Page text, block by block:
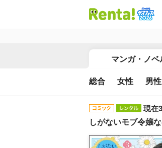
マンガ・ノベ
総合 女性 男性
現在
しがないモブ令嬢